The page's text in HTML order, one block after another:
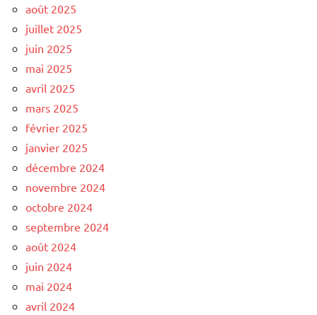
août 2025
juillet 2025
juin 2025
mai 2025
avril 2025
mars 2025
février 2025
janvier 2025
décembre 2024
novembre 2024
octobre 2024
septembre 2024
août 2024
juin 2024
mai 2024
avril 2024